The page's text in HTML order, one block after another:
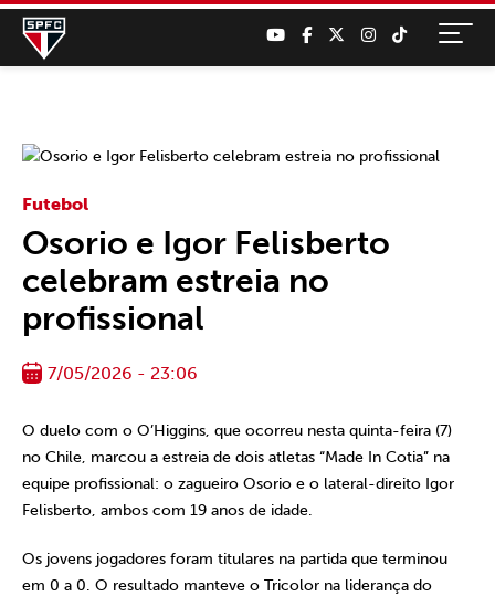
Futebol
Osorio e Igor Felisberto
celebram estreia no
profissional
7/05/2026 - 23:06
O duelo com o O’Higgins, que ocorreu nesta quinta-feira (7)
no Chile, marcou a estreia de dois atletas “Made In Cotia” na
equipe profissional: o zagueiro Osorio e o lateral-direito Igor
Felisberto, ambos com 19 anos de idade.
Os jovens jogadores foram titulares na partida que terminou
em 0 a 0. O resultado manteve o Tricolor na liderança do